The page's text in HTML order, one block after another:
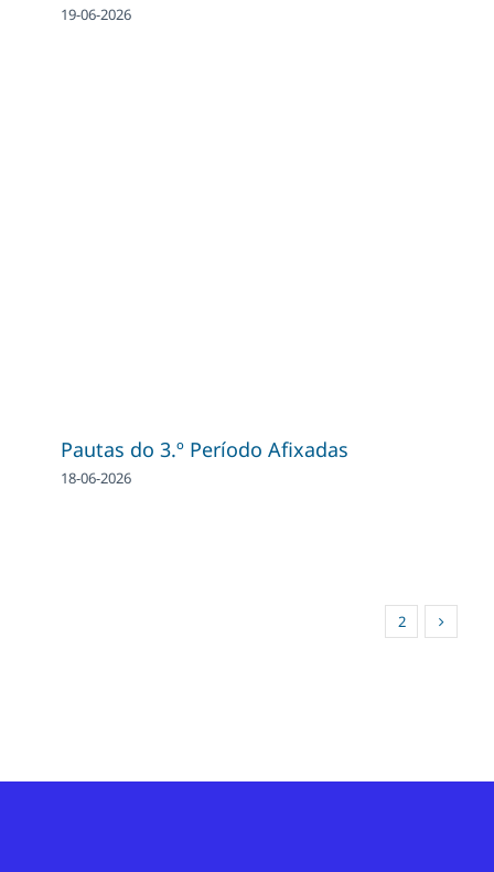
19-06-2026
Pautas do 3.º Período Afixadas
18-06-2026
2